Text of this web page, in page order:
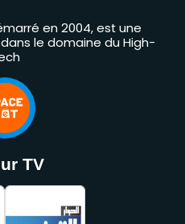
en 2004, est une
le domaine du High-
TV